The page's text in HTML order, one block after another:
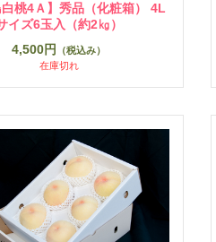
桃4Ａ】秀品（化粧箱） 4L
イズ6玉入（約2㎏）
4,500円
（税込み）
在庫切れ